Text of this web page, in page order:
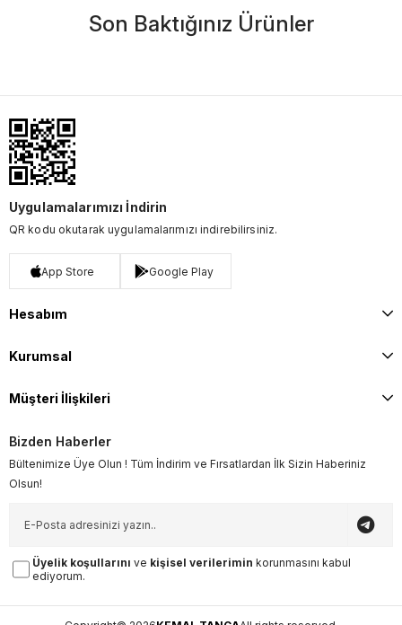
Son Baktığınız Ürünler
Uygulamalarımızı İndirin
QR kodu okutarak uygulamalarımızı indirebilirsiniz.
App Store Google Play
Hesabım
Kurumsal
Müşteri İlişkileri
Bizden Haberler
Bültenimize Üye Olun ! Tüm İndirim ve Fırsatlardan İlk Sizin Haberiniz
Olsun!
Üyelik koşullarını ve kişisel verilerimin korunmasını kabul
ediyorum.